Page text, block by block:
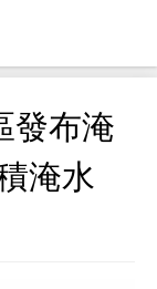
發布淹
淹水